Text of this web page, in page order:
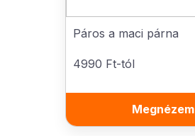
Páros a maci párna
4990 Ft-tól
Megnézem